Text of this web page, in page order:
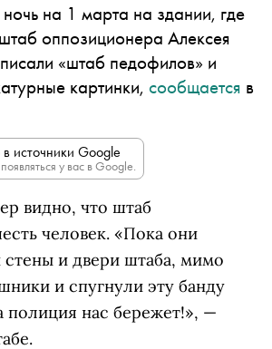
на 1 марта на здании, где
оппозиционера Алексея
«штаб педофилов» и
картинки, сообщается в
источники Google
у вас в Google.
видно, что штаб
человек. «Пока они
стены и двери штаба, мимо
и спугнули эту банду
полиция нас бережет!», —